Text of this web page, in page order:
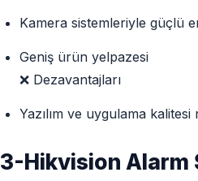
Kamera sistemleriyle güçlü
Geniş ürün yelpazesi
❌ Dezavantajları
Yazılım ve uygulama
3-Hikvision Alarm